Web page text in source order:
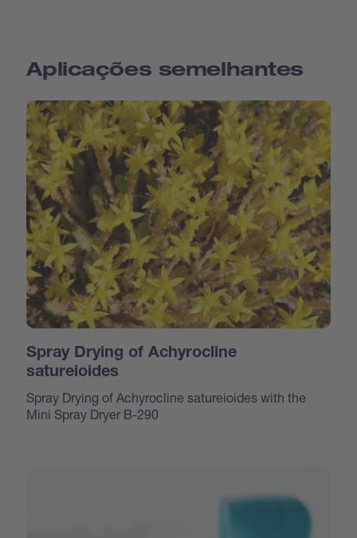
Aplicações semelhantes
Spray Drying of Achyrocline
satureioides
Spray Drying of Achyrocline satureioides with the
Mini Spray Dryer B-290